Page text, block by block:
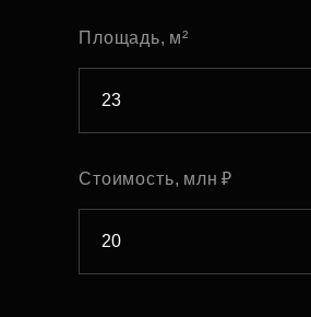
Площадь, м²
Стоимость, млн ₽